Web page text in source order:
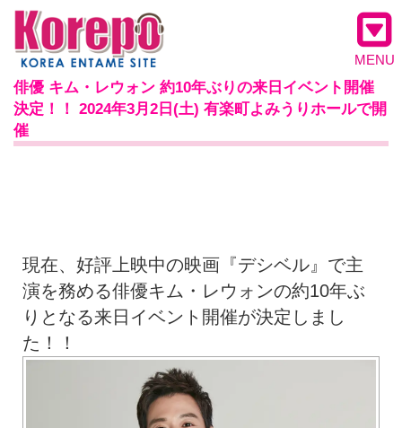
MENU
俳優 キム・レウォン 約10年ぶりの来日イベント開催
決定！！ 2024年3月2日(土) 有楽町よみうりホールで開
催
現在、好評上映中の映画『デシベル』で主
演を務める俳優キム・レウォンの約10年ぶ
りとなる来日イベント開催が決定しまし
た！！